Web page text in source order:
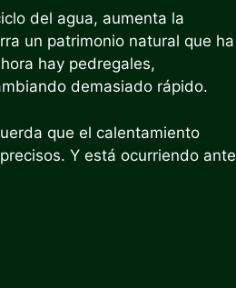
del agua, aumenta la
un patrimonio natural que ha
hay pedregales,
demasiado rápido.
que el calentamiento
Y está ocurriendo ante